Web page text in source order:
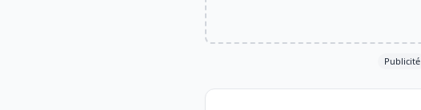
Publicité